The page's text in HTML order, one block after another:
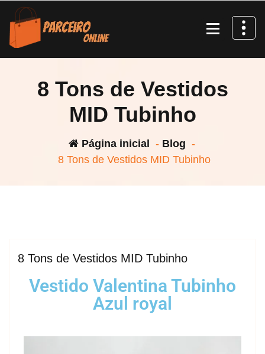
8 Tons de Vestidos
MID Tubinho
Página inicial - Blog -
8 Tons de Vestidos MID Tubinho
Blog
8 Tons de Vestidos MID Tubinho
Vestido Valentina Tubinho
Azul royal